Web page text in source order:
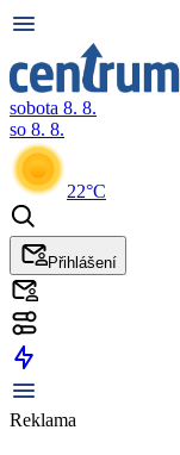
sobota 8. 8.
so 8. 8.
22°C
Přihlášení
Reklama